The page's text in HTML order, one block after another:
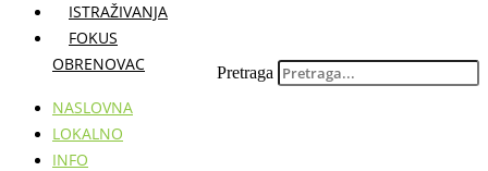
ISTRAŽIVANJA
FOKUS
OBRENOVAC
NASLOVNA
LOKALNO
INFO
Pretraga